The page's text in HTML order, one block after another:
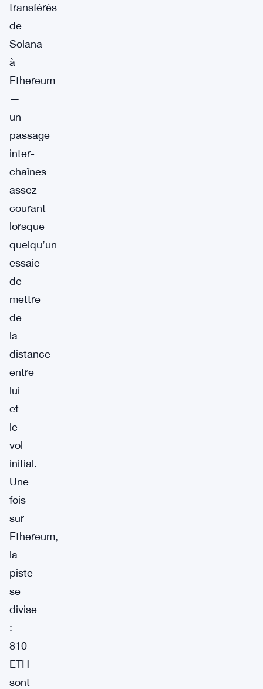
transférés
de
Solana
à
Ethereum
—
un
passage
inter-
chaînes
assez
courant
lorsque
quelqu’un
essaie
de
mettre
de
la
distance
entre
lui
et
le
vol
initial.
Une
fois
sur
Ethereum,
la
piste
se
divise
:
810
ETH
sont